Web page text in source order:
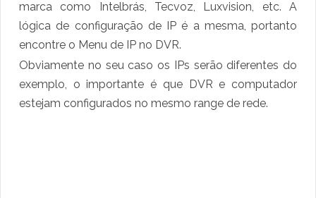
marca como Intelbrás, Tecvoz, Luxvision, etc. A
lógica de configuração de IP é a mesma, portanto
encontre o Menu de IP no DVR.
Obviamente no seu caso os IPs serão diferentes do
exemplo, o importante é que DVR e computador
estejam configurados no mesmo range de rede.